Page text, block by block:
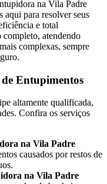
na Vila Padre
aqui para resolver seus
e total
atendendo
complexas, sempre
de Entupimentos
altamente qualificada,
Confira os serviços
na Vila Padre
causados por restos de
na Vila Padre